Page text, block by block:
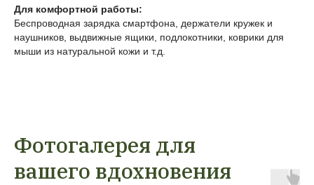
Для комфортной работы:
Беспроводная зарядка смартфона, держатели кружек и
наушников, выдвижные ящики, подлокотники, коврики для
мыши из натуральной кожи и т.д.
Фотогалерея для
вашего вдохновения